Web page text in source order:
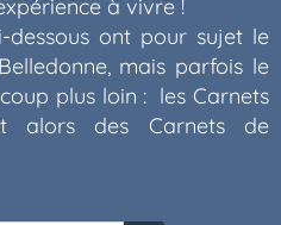
à vivre !
dessous ont pour sujet le
mais parfois le
plus loin : les Carnets
alors des Carnets de